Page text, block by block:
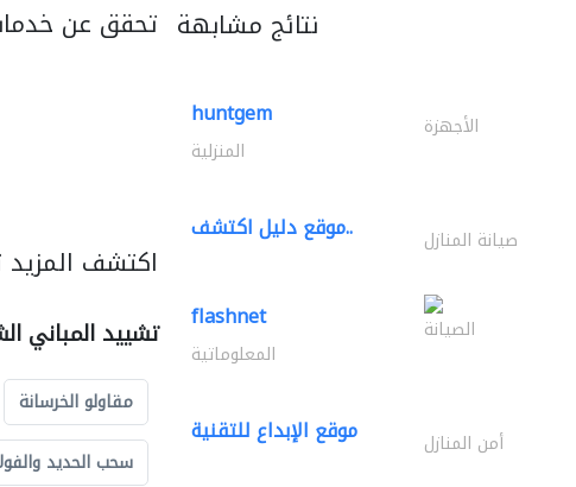
تحقق عن
اكتشف المزيد
تشييد المباني
مقاولو الخرسانة
سحب الحديد
نتائج مشابهة
huntgem الأجهزة
المنزلية
موقع دليل اكتشف.. صيانة المنازل
flashnet الصيانة
المعلوماتية
موقع الإبداع للتقنية أمن المنازل